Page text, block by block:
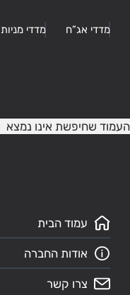
מדדי אג”ח מדדי מניות
העמוד שחיפשת אינו נמצא
עמוד הבית
אודות החברה
צרו קשר